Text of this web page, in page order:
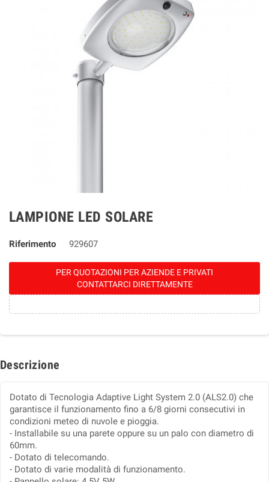
LAMPIONE LED SOLARE
Riferimento 929607
PER QUOTAZIONI PER AZIENDE E PRIVATI
CONTATTARCI DIRETTAMENTE
Descrizione
Dotato di Tecnologia Adaptive Light System 2.0 (ALS2.0) che
garantisce il funzionamento fino a 6/8 giorni consecutivi in
condizioni meteo di nuvole e pioggia.
- Installabile su una parete oppure su un palo con diametro di
60mm.
- Dotato di telecomando.
- Dotato di varie modalità di funzionamento.